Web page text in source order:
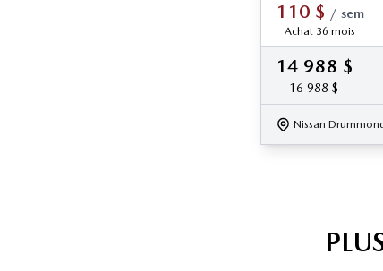
110 $ / sem
Achat 36 mois
14 988 $
16 988$
Nissan